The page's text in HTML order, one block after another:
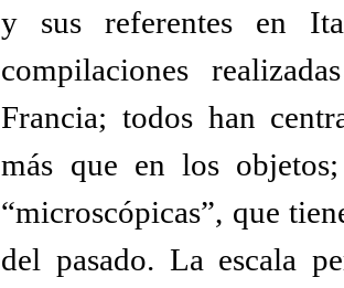
y sus referentes en
compilaciones
Francia; todos han
más que en los
“microscópicas”, que
del pasado. La escala